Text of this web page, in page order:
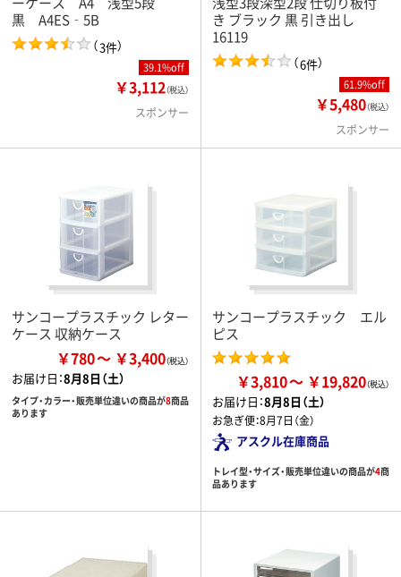
黒 A4ES‐5B
（3件）
39.1%off
￥3,112（税込）
スポンサー
き ブラック 黒 引き出し
16119
（6件）
61.9%off
￥5,480（税込）
スポンサー
サンコープラスチック レター
ケース 収納ケース
￥780 ￥3,400
お届け日：8月8日（土）
タイプ・カラー・販売単位違いの商品が8商品
あります
サンコープラスチック エル
ピス
￥3,810 ￥19,820
お届け日：8月8日（土）
お急ぎ便：8月7日（金）
アスクル在庫商品
トレイ型・サイズ・販売単位違いの商品が4商
品あります